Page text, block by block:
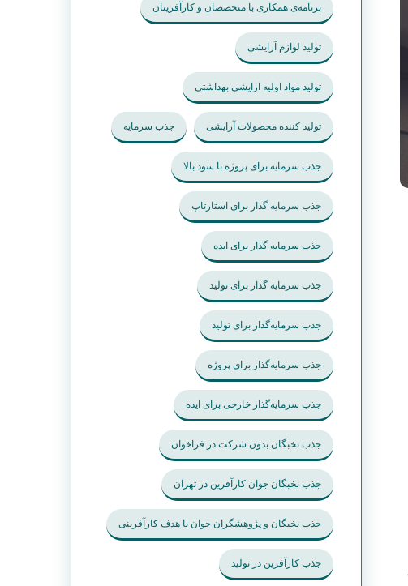
برنامه‌ی همکاری با متخصصان و کارآفرینان
تولید لوازم آرایشی
تولید مواد اوليه ارايشي بهداشتي
تولید کننده محصولات آرایشی جذب سرمایه
جذب سرمایه برای پروژه با سود بالا
جذب سرمایه گذار برای استارتاپ
جذب سرمایه گذار برای ایده
جذب سرمایه گذار برای تولید
جذب سرمایه‌گذار برای تولید
جذب سرمایه‌گذار برای پروژه
جذب سرمایه‌گذار خارجی برای ایده
جذب نخبگان بدون شرکت در فراخوان
جذب نخبگان جوان کارآفرین در تهران
جذب نخبگان و پژوهشگران جوان با هدف کارآفرینی
جذب کارآفرین در تولید